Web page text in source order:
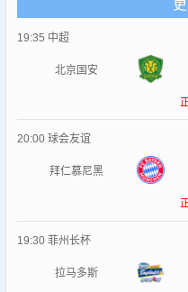
务。这意味着，即使您错过
过我们的平台回顾比赛精彩
等内容，让您随时随地畅享
致力于为您带来最优质、最
是NBA迷还是足球爱好者，
尽情享受体育的魅力。选择
育爱好者一同分享激情的机会
19:35 中超
北京国安
20:00 球会友谊
拜仁慕尼黑
19:30 菲州长杯
拉马多斯